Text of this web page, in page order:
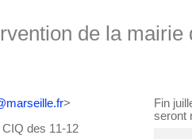
de la mairie
>
des 11-12
Fin
seront